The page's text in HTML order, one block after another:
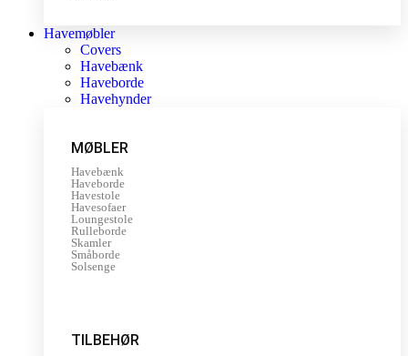
Havemøbler
Covers
Havebænk
Haveborde
Havehynder
MØBLER
Havebænk
Haveborde
Havestole
Havesofaer
Loungestole
Rulleborde
Skamler
Småborde
Solsenge
TILBEHØR